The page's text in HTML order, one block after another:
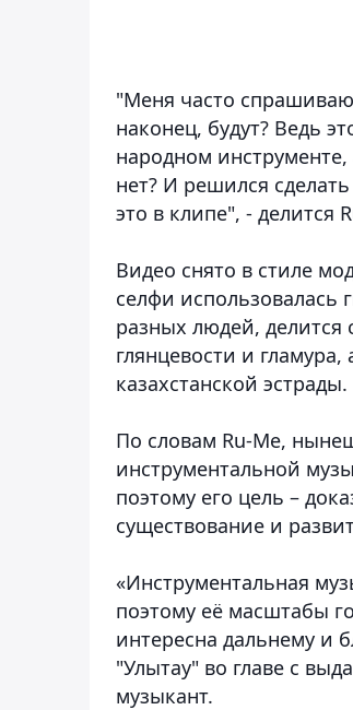
"Меня часто
наконец, будут? Ведь
народном
нет? И решился
это в клипе", - делится
Видео снято в стиле
селфи использовалась
разных людей,
глянцевости и
казахстанской эстрады.
По словам Ru-Me,
инструментальной
поэтому его цель –
существование и
«Инструментальная
поэтому её масштабы
интересна дальнему и
"Улытау" во главе с
музыкант.